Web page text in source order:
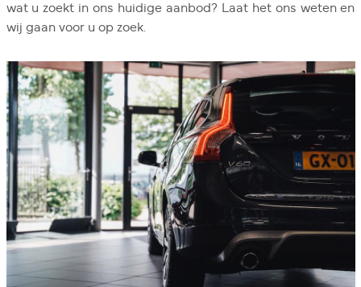
wat u zoekt in ons huidige aanbod? Laat het ons weten en
wij gaan voor u op zoek.